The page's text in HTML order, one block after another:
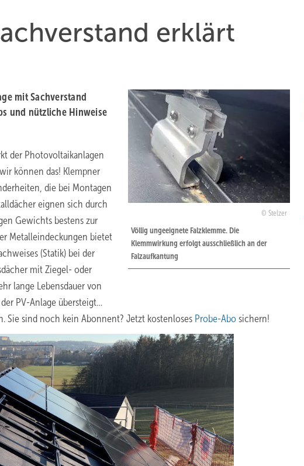
erklärt
Stelzer
Völlig ungeeignete Falzklemme. Die
Klemmwirkung erfolgt ausschließlich an der
Falzaufkantung
mit Sachverstand
und nützliche Hinweise
der Photovoltaikanlagen
können das! Klempner
die bei Montagen
eignen sich durch
Gewichts bestens zur
Metalleindeckungen bietet
(Statik) bei der
mit Ziegel- oder
lange Lebensdauer von
PV-Anlage übersteigt…
Sie sind noch kein Abonnent? Jetzt kostenloses Probe-Abo sichern!